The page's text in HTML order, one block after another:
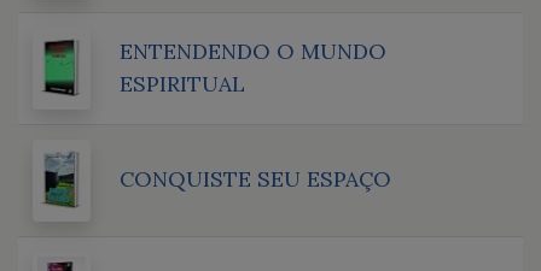
ENTENDENDO O MUNDO
ESPIRITUAL
CONQUISTE SEU ESPAÇO